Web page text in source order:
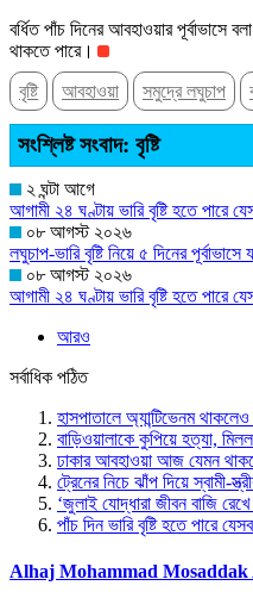
বর্ধিত পাঁচ দিনের আবহাওয়ার পূর্বাভাসে
থাকতে পারে।
বৃষ্টি
আবহাওয়া সমুদ্রে লঘুচাপ
সংশ্লিষ্ট সংবাদ: বৃষ্টি
২ ঘন্টা আগে
আগামী ২৪ ঘণ্টায় ভারি বৃষ্টি হতে পারে
০৮ আগস্ট ২০২৬
লঘুচাপ-ভারি বৃষ্টি নিয়ে ৫ দিনের
০৮ আগস্ট ২০২৬
আগামী ২৪ ঘণ্টায় ভারি বৃষ্টি হতে পারে
আরও
সর্বাধিক পঠিত
হাসপাতালে অ্যান্টিভেনম
বাড়িওয়ালাকে কুপিয়ে হত্যা,
ঢাকার আবহাওয়া আজ যেমন
ট্রেনের নিচে ঝাঁপ দিয়ে স্বামী-
‘জুলাই যোদ্ধারা জীবন বাজি
পাঁচ দিন ভারি বৃষ্টি হতে পারে
Alhaj Mohammad Mosaddak